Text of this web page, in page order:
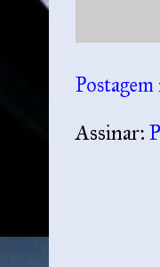
Postagem
Assinar: